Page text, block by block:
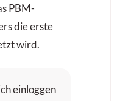
PBM-
die erste
wird.
einloggen